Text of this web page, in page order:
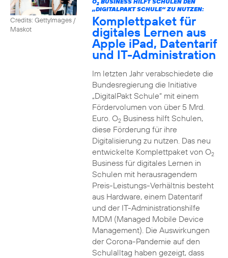
Credits: GettyImages /
Maskot
2
„DIGITALPAKT SCHULE“ ZU NUTZEN:
Komplettpaket für
digitales Lernen aus
Apple iPad, Datentarif
und IT-Administration
Im letzten Jahr verabschiedete die
Bundesregierung die Initiative
„DigitalPakt Schule“ mit einem
Fördervolumen von über 5 Mrd.
Euro. O2Business hilft Schulen,
diese Förderung für ihre
Digitalisierung zu nutzen. Das neu
entwickelte Komplettpaket von O2
Business für digitales Lernen in
Schulen mit herausragendem
Preis-Leistungs-Verhältnis besteht
aus Hardware, einem Datentarif
und der IT-Administrationshilfe
MDM (Managed Mobile Device
Management). Die Auswirkungen
der Corona-Pandemie auf den
Schulalltag haben gezeigt, dass